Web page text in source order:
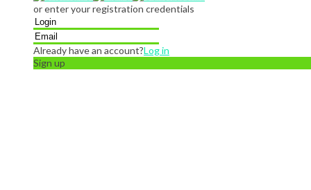
or enter your registration credentials
Already have an account?Log in
Sign up